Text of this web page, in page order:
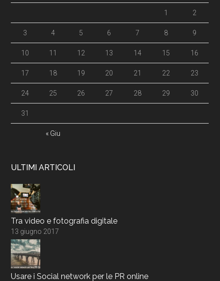
« Giu
1 2
3 4 5 6 7 8 9
10 11 12 13 14 15 16
17 18 19 20 21 22 23
24 25 26 27 28 29 30
31
ULTIMI ARTICOLI
Tra video e fotografia digitale
13 giugno 2017
Usare i Social network per le PR online